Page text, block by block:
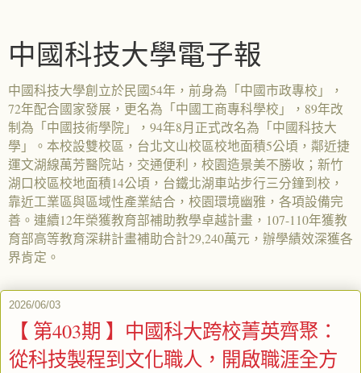
中國科技大學電子報
中國科技大學創立於民國54年，前身為「中國市政專校」，
72年配合國家發展，更名為「中國工商專科學校」，89年改
制為「中國技術學院」，94年8月正式改名為「中國科技大
學」。本校設雙校區，台北文山校區校地面積5公頃，鄰近捷
運文湖線萬芳醫院站，交通便利，校園造景美不勝收；新竹
湖口校區校地面積14公頃，台鐵北湖車站步行三分鐘到校，
靠近工業區與區域性產業結合，校園環境幽雅，各項設備完
善。連續12年榮獲教育部補助教學卓越計畫，107-110年獲教
育部高等教育深耕計畫補助合計29,240萬元，辦學績效深獲各
界肯定。
2026/06/03
【 第403期 】中國科大跨校菁英齊聚：
從科技製程到文化職人，開啟職涯全方